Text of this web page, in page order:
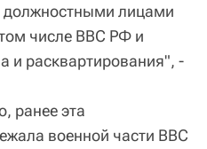
лицами
числе ВВС РФ и
и расквартирования", -
ранее эта
военной части ВВС